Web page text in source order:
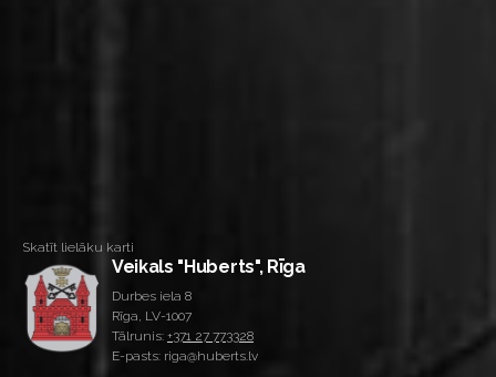
Skatīt lielāku karti
Veikals "Huberts", Rīga
Durbes iela 8
Rīga, LV-1007
Tālrunis: +371 27 773328
E-pasts: riga@huberts.lv